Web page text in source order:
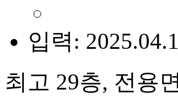
입력:
최고 29층, 전용